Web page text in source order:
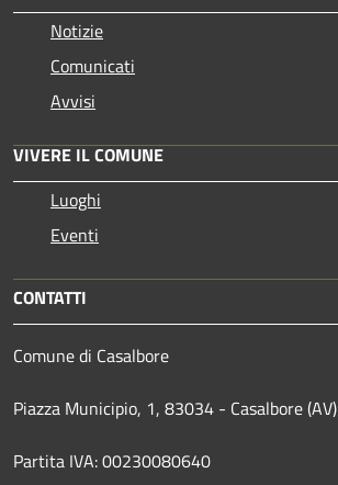
Notizie
Comunicati
Avvisi
VIVERE IL COMUNE
Luoghi
Eventi
CONTATTI
Comune di Casalbore
Piazza Municipio, 1, 83034 - Casalbore (AV)
Partita IVA: 00230080640